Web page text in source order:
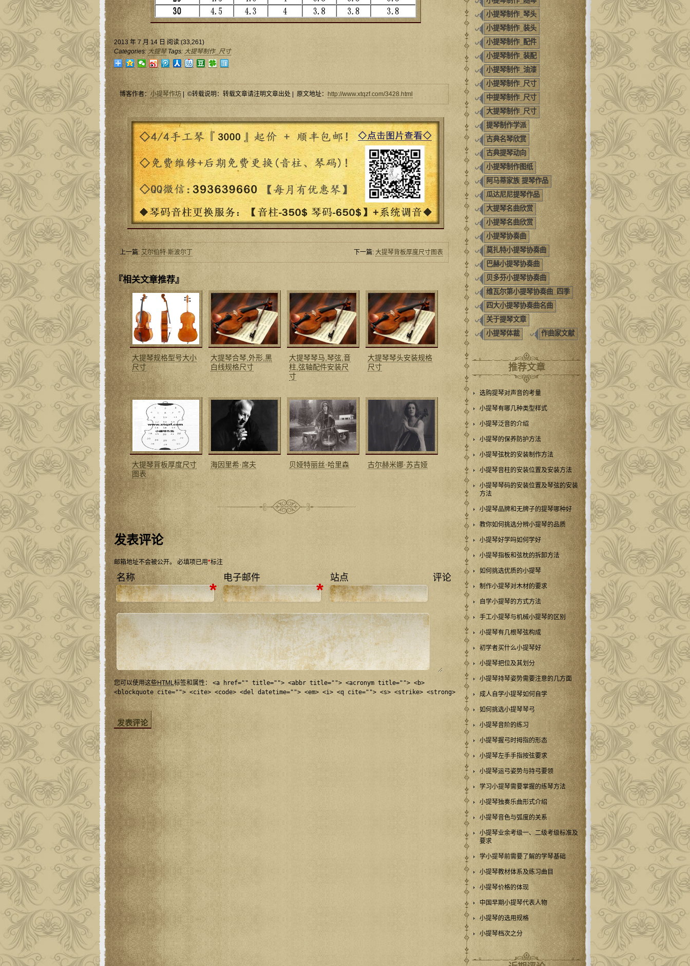
2013 年 7 月 14 日 阅读:(33,261)
Categories:大提琴Tags: 大提琴制作_尺寸
博客作者：小提琴作坊| ©转载说明：转载文章请注明文章出处 | 原文地址： http://www.xtqzf.com/3428.html
上一篇: 艾尔伯特·斯波尔丁 下一篇: 大提琴背板厚度尺寸图表
『相关文章推荐』
大提琴规格型号大小
尺寸
大提琴合琴,外形,黑
白线规格尺寸
大提琴琴马,琴弦,音
柱,弦轴配件安装尺
寸
大提琴琴头安装规格
尺寸
大提琴背板厚度尺寸
图表
海因里希·席夫 贝娅特丽丝·哈里森 古尔赫米娜·苏吉娅
发表评论
邮箱地址不会被公开。 必填项已用*标注
名称
*
电子邮件
*
站点 评论
您可以使用这些HTML标签和属性：<a href="" title=""> <abbr title=""> <acronym title=""> <b>
<blockquote cite=""> <cite> <code> <del datetime=""> <em> <i> <q cite=""> <s> <strike> <strong>
小提琴制作_琴头
小提琴制作_装头
小提琴制作_配件
小提琴制作_装配
小提琴制作_油漆
小提琴制作_尺寸
中提琴制作_尺寸
大提琴制作_尺寸
提琴制作学派
古典名琴欣赏
古典提琴动向
小提琴制作图纸
阿马蒂家族 提琴作品
瓜达尼尼提琴作品
大提琴名曲欣赏
小提琴名曲欣赏
小提琴协奏曲
莫扎特小提琴协奏曲
巴赫小提琴协奏曲
贝多芬小提琴协奏曲
维瓦尔第小提琴协奏曲_四季
四大小提琴协奏曲名曲
关于提琴文章
小提琴体裁
作曲家文献
推荐文章
选购提琴对声音的考量
小提琴有哪几种类型样式
小提琴泛音的介绍
小提琴的保养防护方法
小提琴弦枕的安装制作方法
小提琴音柱的安装位置及安装方法
小提琴琴码的安装位置及琴弦的安装
方法
小提琴品牌和无牌子的提琴哪种好
教你如何挑选分辨小提琴的品质
小提琴好学吗如何学好
小提琴指板和弦枕的拆卸方法
如何挑选优质的小提琴
制作小提琴对木材的要求
自学小提琴的方式方法
手工小提琴与机械小提琴的区别
小提琴有几根琴弦构成
初学者买什么小提琴好
小提琴把位及其划分
小提琴持琴姿势需要注意的几方面
成人自学小提琴如何自学
如何挑选小提琴琴弓
小提琴音阶的练习
小提琴握弓时拇指的形态
小提琴左手手指按弦要求
小提琴运弓姿势与持弓要领
学习小提琴需要掌握的练琴方法
小提琴独奏乐曲形式介绍
小提琴音色与弧度的关系
小提琴业余考级一、二级考级标准及
要求
学小提琴前需要了解的学琴基础
小提琴教材体系及练习曲目
小提琴价格的体现
中国早期小提琴代表人物
小提琴的选用规格
小提琴档次之分